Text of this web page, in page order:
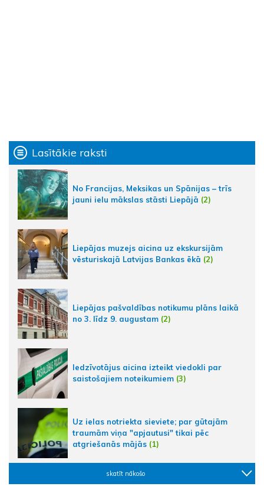
Lasītākie raksti
No Francijas, Meksikas un Spānijas – trīs
jauni ielu mākslas stāsti Liepājā (2)
Liepājas muzejs aicina uz ekskursijām
vēsturiskajā Latvijas Bankas ēkā (2)
Liepājas pašvaldības notikumu plāns laikā
no 3. līdz 9. augustam (2)
Iedzīvotājus aicina izteikt viedokli par
saistošajiem noteikumiem (3)
Uz ielas notriekta sieviete; par gūtajām
traumām viņa "apjautusi" tikai pēc
atgriešanās mājās (1)
skatīt nākošo